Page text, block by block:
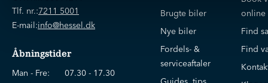
Tlf. nr.:7211 5001
E-mail:info@hessel.dk
Åbningstider
Man - Fre:
07.30 - 17.30
Brugte biler
Nye biler
Fordels- &
serviceaftaler
online
Find
Find